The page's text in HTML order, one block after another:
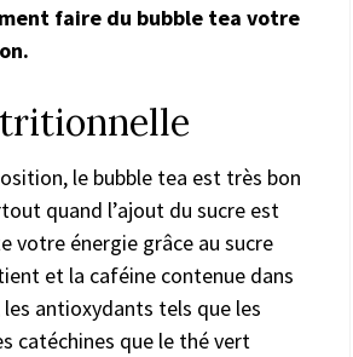
faire du bubble tea votre
le bubble tea est très bon
quand l’ajout du sucre est
votre énergie grâce au sucre
et la caféine contenue dans
antioxydants tels que les
catéchines que le thé vert